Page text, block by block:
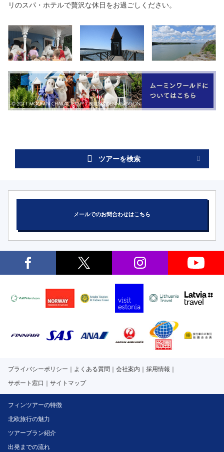
リのスパ・ホテルで贅沢な休日をお過ごしください。
ツアーを検索
メールでのお問合わせはこちら
プライバシーポリシー よくある質問 会社案内
採用情報
サポート窓口
サイトマップ
フィンツアーの特徴
北欧旅行の魅力
ツアープラン紹介
出発までの流れ